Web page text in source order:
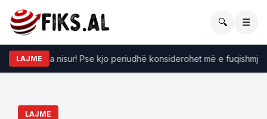
🔍 ☰
LAJME
i Luanit ka nisur! Pse kjo periudhë konsiderohet më e fuqishmja
LAJME